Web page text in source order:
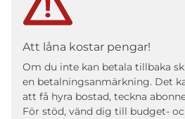
Att låna kostar pengar!
Om du inte kan betala tillbaka
en betalningsanmärkning. Det
att få hyra bostad, teckna
För stöd, vänd dig till budget-